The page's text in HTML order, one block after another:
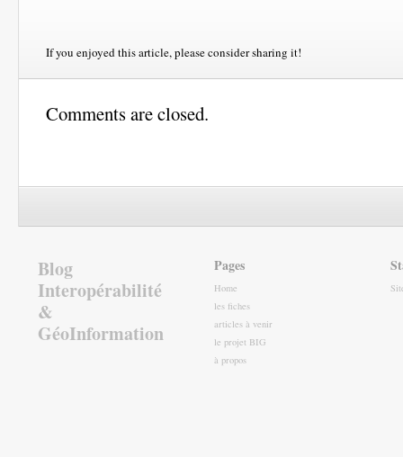
If you enjoyed this article, please consider sharing it!
Comments are closed.
Blog
Interopérabilité
&
GéoInformation
Pages
Home
les fiches
articles à venir
le projet BIG
à propos